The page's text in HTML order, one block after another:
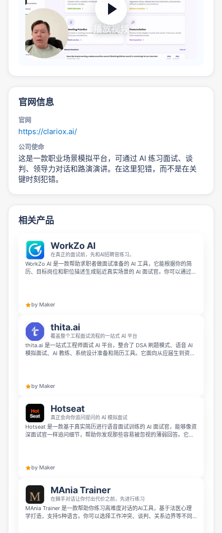
播放视频
官网信息
官网
https://clariox.ai/
公司使命
这是一款职业场景模拟平台，可通过 AI 练习面试、谈
判、领导力对话和路演演讲。在这里犯错，而不是在关
键时刻犯错。
相关产品
WorkZo AI
在真正的面试前，先和AI招聘官练习。
WorkZo AI 是一款帮助求职者做面试准备的 AI 工具，它能根据你的简
历、目标岗位和职位描述生成贴近真实场景的 AI 面试官。你可以通过语
by Maker
thita.ai
覆盖整个工程面试流程的一站式 AI 平台
thita.ai 是一站式工程师面试 AI 平台，整合了 DSA 刷题模式、语音 AI
模拟面试、AI 教练、系统设计准备和简历工具。它面向从应届生到资深
by Maker
Hotseat
真正会向你追问提问的 AI 模拟面试
Hotseat 是一款基于真实简历进行语音面试训练的 AI 面试官，能够像资
深面试官一样追问细节，帮助你发现那些容易被忽视的薄弱回答。它不
by Maker
MAnia Trainer
在棘手对话让你付出代价之前，先进行练习
MAnia Trainer 是一款帮助你练习高难度对话的AI工具，基于法医心理
学打造，支持5种语言。你可以选择工作冲突、谈判、关系边界等不同